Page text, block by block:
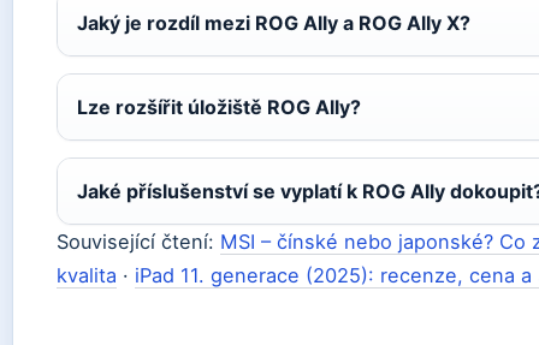
Jaký je rozdíl mezi ROG Ally a ROG Ally X?
Lze rozšířit úložiště ROG Ally?
Jaké příslušenství se vyplatí k ROG Ally
Související čtení: MSI – čínské nebo japonské? Co
kvalita · iPad 11. generace (2025): recenze, cena